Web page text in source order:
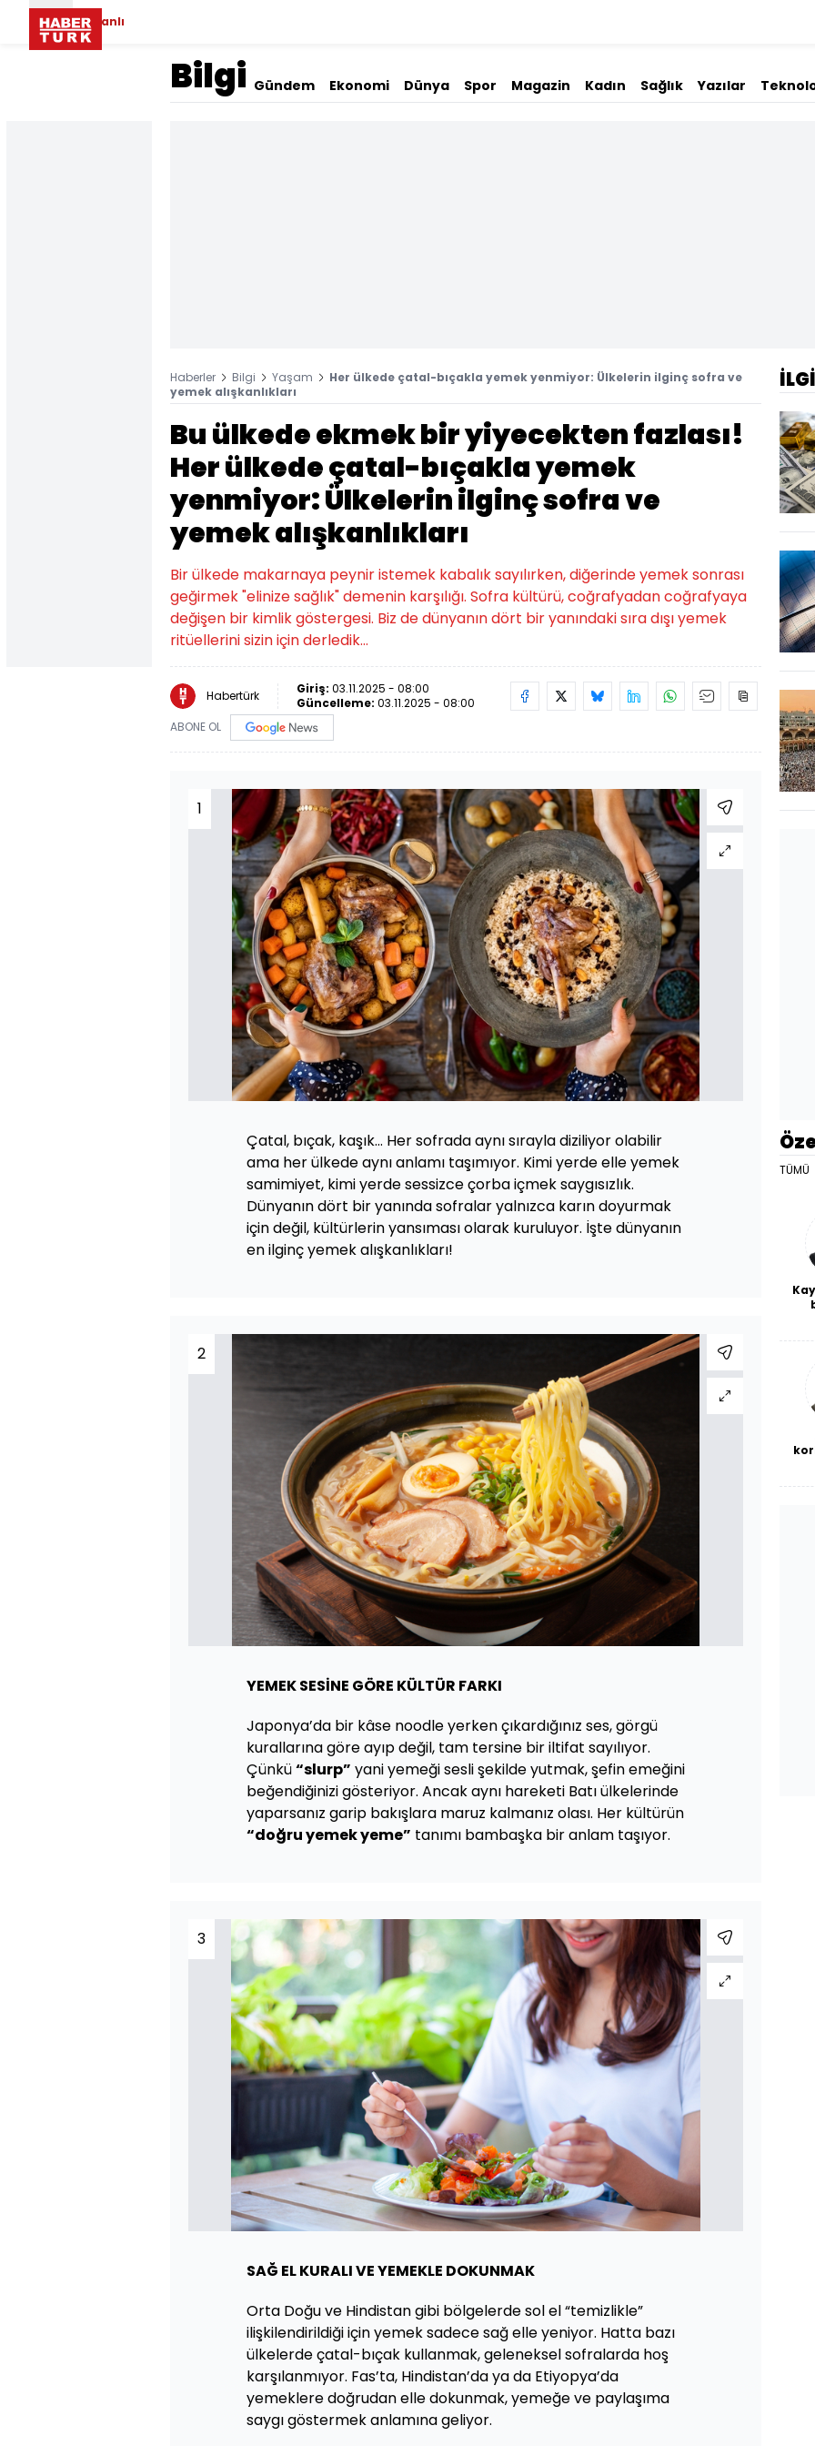
Canlı
Bilgi Gündem Ekonomi Dünya Spor Magazin Kadın Sağlık Yazılar
Haberler Bilgi Yaşam
Her ülkede çatal-bıçakla yemek yenmiyor: Ülkelerin ilginç sofra ve
yemek alışkanlıkları
Bu ülkede ekmek bir yiyecekten fazlası!
Her ülkede çatal-bıçakla yemek
yenmiyor: Ülkelerin ilginç sofra ve
yemek alışkanlıkları
Bir ülkede makarnaya peynir istemek kabalık sayılırken, diğerinde yemek sonrası
geğirmek "elinize sağlık" demenin karşılığı. Sofra kültürü, coğrafyadan coğrafyaya
değişen bir kimlik göstergesi. Biz de dünyanın dört bir yanındaki sıra dışı yemek
ritüellerini sizin için derledik…
Habertürk Giriş: 03.11.2025 - 08:00
Güncelleme: 03.11.2025 - 08:00
ABONE OL
1
Çatal, bıçak, kaşık… Her sofrada aynı sırayla diziliyor olabilir
ama her ülkede aynı anlamı taşımıyor. Kimi yerde elle yemek
samimiyet, kimi yerde sessizce çorba içmek saygısızlık.
Dünyanın dört bir yanında sofralar yalnızca karın doyurmak
için değil, kültürlerin yansıması olarak kuruluyor. İşte dünyanın
en ilginç yemek alışkanlıkları!
2
YEMEK SESİNE GÖRE KÜLTÜR FARKI
Japonya’da bir kâse noodle yerken çıkardığınız ses, görgü
kurallarına göre ayıp değil, tam tersine bir iltifat sayılıyor.
Çünkü“slurp” yani yemeği sesli şekilde yutmak, şefin emeğini
beğendiğinizi gösteriyor. Ancak aynı hareketi Batı ülkelerinde
yaparsanız garip bakışlara maruz kalmanız olası. Her kültürün
“doğru yemek yeme” tanımı bambaşka bir anlam taşıyor.
3
SAĞ EL KURALI VE YEMEKLE DOKUNMAK
Orta Doğu ve Hindistan gibi bölgelerde sol el “temizlikle”
ilişkilendirildiği için yemek sadece sağ elle yeniyor. Hatta bazı
ülkelerde çatal-bıçak kullanmak, geleneksel sofralarda hoş
karşılanmıyor. Fas’ta, Hindistan’da ya da Etiyopya’da
yemeklere doğrudan elle dokunmak, yemeğe ve paylaşıma
saygı göstermek anlamına geliyor.
TÜMÜ